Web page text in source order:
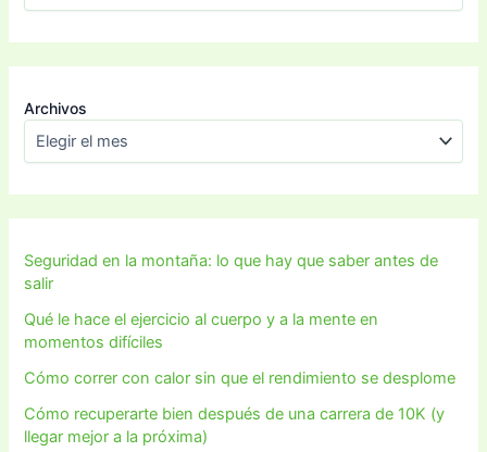
Archivos
Seguridad en la montaña: lo que hay que saber antes de
salir
Qué le hace el ejercicio al cuerpo y a la mente en
momentos difíciles
Cómo correr con calor sin que el rendimiento se desplome
Cómo recuperarte bien después de una carrera de 10K (y
llegar mejor a la próxima)